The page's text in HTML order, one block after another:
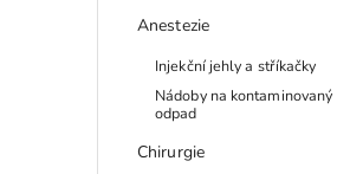
Anestezie
Injekční jehly a stříkačky
Nádoby na kontaminovaný
odpad
Chirurgie